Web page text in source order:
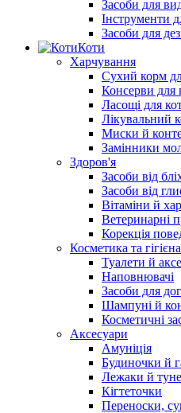
Засоби для
Інструменти
Засоби для
Коти
Харчування
Сухий корм
Консерви для
Ласощі для
Лікувальний
Миски й
Замінники
Здоров'я
Засоби від
Засоби від
Вітаміни й
Ветеринарні
Корекція
Косметика та гігієна
Туалети й
Наповнювачі
Засоби для
Шампуні й
Косметичні
Аксесуари
Амуніція
Будиночки й
Лежаки й
Кігтеточки
Переноски,